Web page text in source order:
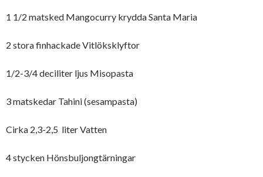
1 1/2 matsked Mangocurry krydda Santa Maria
2 stora finhackade Vitlöksklyftor
1/2-3/4 deciliter ljus Misopasta
3 matskedar Tahini (sesampasta)
Cirka 2,3-2,5 liter Vatten
4 stycken Hönsbuljongtärningar